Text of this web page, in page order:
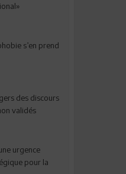
s’en prend
des discours
validés
urgence
pour la